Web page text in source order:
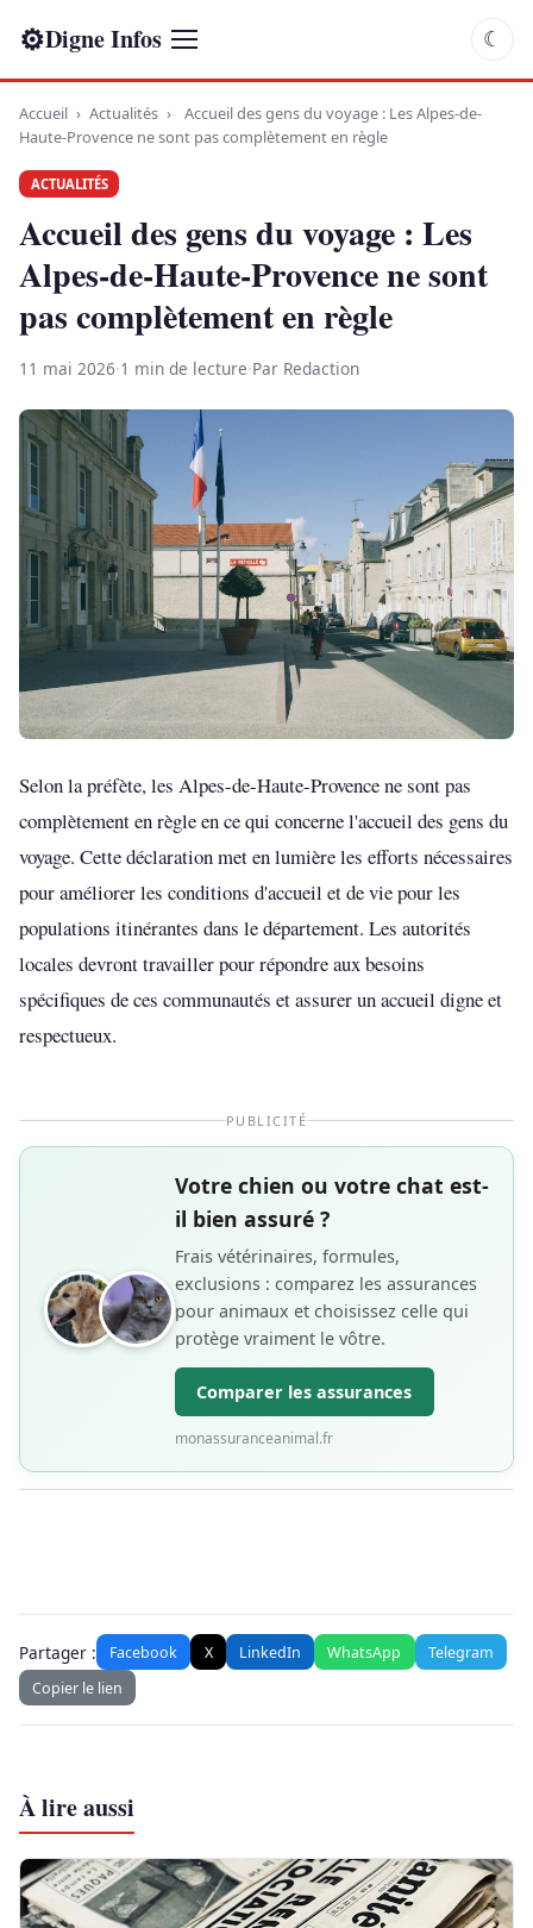
⚙Digne Infos ☾
Accueil › Actualités ›
Accueil des gens du voyage : Les Alpes-de-
Haute-Provence ne sont pas complètement en règle
ACTUALITÉS
Accueil des gens du voyage : Les
Alpes-de-Haute-Provence ne sont
pas complètement en règle
11 mai 2026·1 min de lecture·Par Redaction
Selon la préfète, les Alpes-de-Haute-Provence ne sont pas
complètement en règle en ce qui concerne l'accueil des gens du
voyage. Cette déclaration met en lumière les efforts nécessaires
pour améliorer les conditions d'accueil et de vie pour les
populations itinérantes dans le département. Les autorités
locales devront travailler pour répondre aux besoins
spécifiques de ces communautés et assurer un accueil digne et
respectueux.
PUBLICITÉ
Votre chien ou votre chat est-
il bien assuré ?
Frais vétérinaires, formules,
exclusions : comparez les assurances
pour animaux et choisissez celle qui
protège vraiment le vôtre.
Comparer les assurances
monassuranceanimal.fr
Partager : Facebook X LinkedIn WhatsApp
Telegram
Copier le lien
À lire aussi